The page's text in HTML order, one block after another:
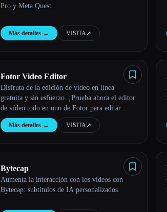
Pro y Meta Quest.
Más detalles → VISITA↗︎
Fotor Video Editor
Disfruta de la edición de vídeo en línea
gratuita y sin esfuerzo. ¡Prueba ahora el editor
de vídeo todo en uno de Fotor para editar
vídeos como un profesional!
Más detalles → VISITA↗︎
Bytecap
Aumenta la interacción con los vídeos con
Bytecap: subtítulos de IA personalizados